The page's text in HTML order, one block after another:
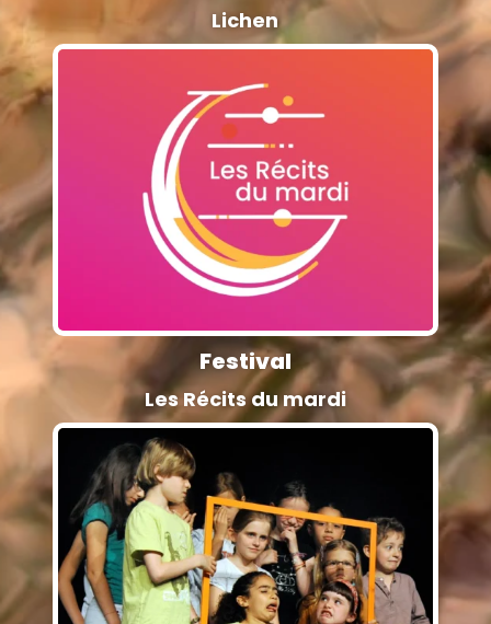
Lichen
Festival
Les Récits du mardi